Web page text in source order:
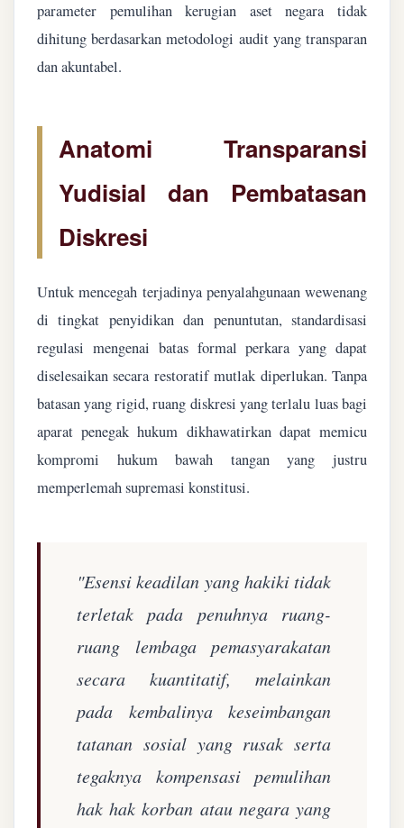
parameter pemulihan kerugian aset negara tidak
dihitung berdasarkan metodologi audit yang transparan
dan akuntabel.
Anatomi Transparansi
Yudisial dan Pembatasan
Diskresi
Untuk mencegah terjadinya penyalahgunaan wewenang
di tingkat penyidikan dan penuntutan, standardisasi
regulasi mengenai batas formal perkara yang dapat
diselesaikan secara restoratif mutlak diperlukan. Tanpa
batasan yang rigid, ruang diskresi yang terlalu luas bagi
aparat penegak hukum dikhawatirkan dapat memicu
kompromi hukum bawah tangan yang justru
memperlemah supremasi konstitusi.
"Esensi keadilan yang hakiki tidak
terletak pada penuhnya ruang-
ruang lembaga pemasyarakatan
secara kuantitatif, melainkan
pada kembalinya keseimbangan
tatanan sosial yang rusak serta
tegaknya kompensasi pemulihan
hak hak korban atau negara yang